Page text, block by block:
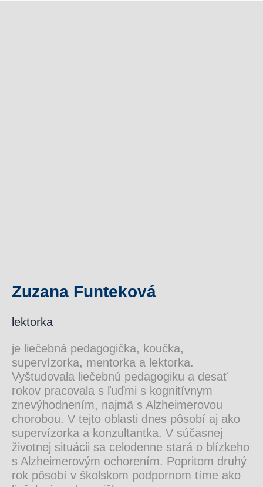
Zuzana Funteková
lektorka
je liečebná pedagogička, koučka,
supervízorka, mentorka a lektorka.
Vyštudovala liečebnú pedagogiku a desať
rokov pracovala s ľuďmi s kognitívnym
znevýhodnením, najmä s Alzheimerovou
chorobou. V tejto oblasti dnes pôsobí aj ako
supervízorka a konzultantka. V súčasnej
životnej situácii sa celodenne stará o blízkeho
s Alzheimerovým ochorením. Popritom druhý
rok pôsobí v školskom podpornom tíme ako